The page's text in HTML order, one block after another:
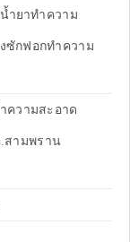
ำยาทำความ
ซักฟอกทำความ
ความสะอาด
สามพราน